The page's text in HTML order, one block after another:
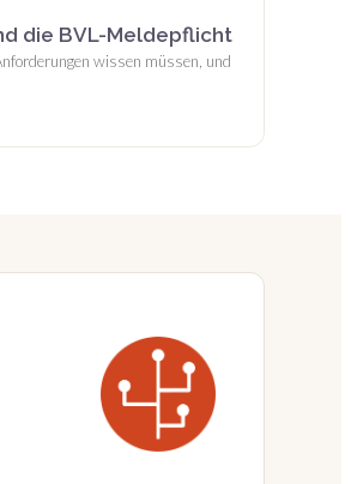
die BVL-Meldepflicht
wissen müssen, und